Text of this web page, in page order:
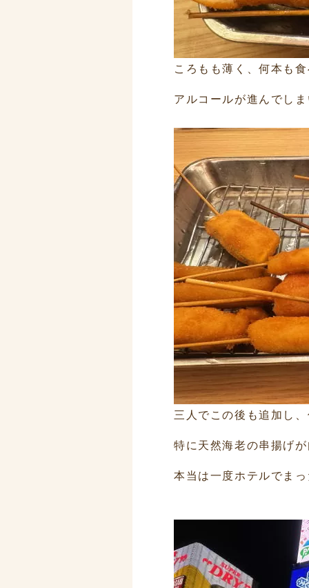
ころもも薄く、何本も
アルコールが進んでし
三人でこの後も追加し
特に天然海老の串揚げ
本当は一度ホテルでま